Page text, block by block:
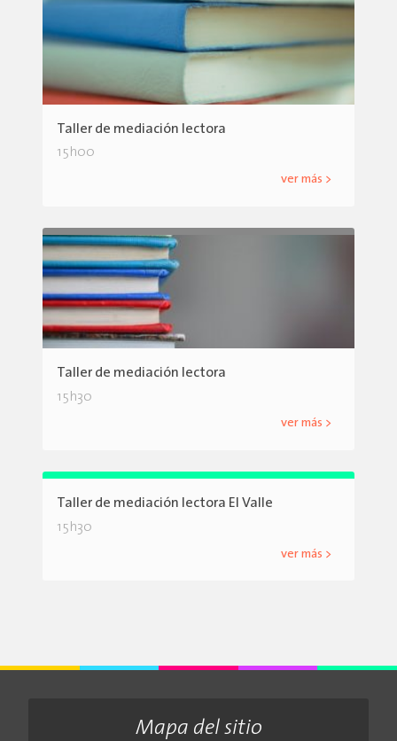
Taller de mediación lectora
15h00
ver más >
Taller de mediación lectora
15h30
ver más >
Taller de mediación lectora El Valle
15h30
ver más >
Mapa del sitio